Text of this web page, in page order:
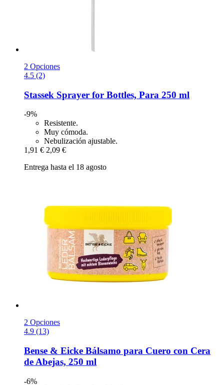
2 Opciones
4.5 (2)
Stassek Sprayer for Bottles, Para 250 ml
-9%
Resistente.
Muy cómoda.
Nebulización ajustable.
1,91 € 2,09 €
Entrega hasta el 18 agosto
2 Opciones
4.9 (13)
Bense & Eicke Bálsamo para Cuero con Cera
de Abejas, 250 ml
-6%